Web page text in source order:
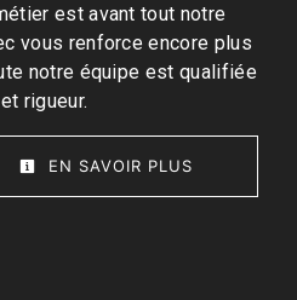
est avant tout notre
vous renforce encore plus
notre équipe est qualifiée
rigueur.
EN SAVOIR PLUS